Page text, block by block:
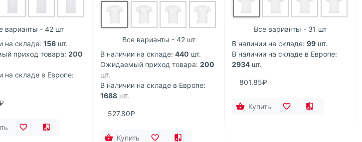
варианты - 42 шт
на складе: 156 шт.
приход товара: 200
на складе в Европе:
Все варианты - 42 шт
В наличии на складе: 440 шт.
Ожидаемый приход товара: 200
шт.
В наличии на складе в Европе:
1688 шт.
527.80₽
Купить
Все варианты - 31 шт
В наличии на складе: 99 шт.
В наличии на складе в Европе:
2934 шт.
801.85₽
Купить